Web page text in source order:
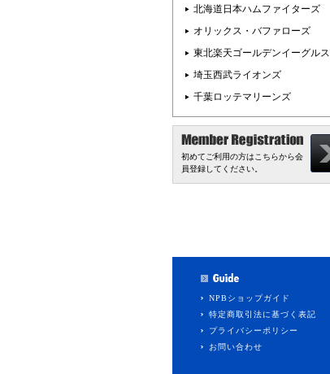
北海道日本ハムファイターズ
オリックス・バファローズ
東北楽天ゴールデンイーグルス
埼玉西武ライオンズ
千葉ロッテマリーンズ
初めてご利用の方はこちらから会
員登録してください。
NPBショップガイド
特定商取引法に基づく表記
プライバシーポリシー
お問い合わせ